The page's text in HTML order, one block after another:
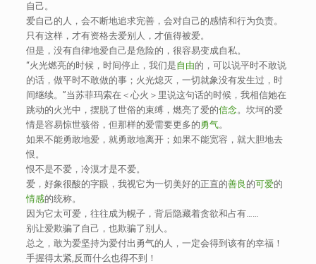
自己。
爱自己的人，会不断地追求完善，会对自己的感情和行为负责。
只有这样，才有资格去爱别人，才值得被爱。
但是，没有自律地爱自己是危险的，很容易变成自私。
“火光燃亮的时候，时间停止，我们是自由的，可以说平时不敢说
的话，做平时不敢做的事；火光熄灭，一切就象没有发生过，时
间继续。”当苏菲玛索在＜心火＞里说这句话的时候，我相信她在
跳动的火光中，摆脱了世俗的束缚，燃亮了爱的信念。坎坷的爱
情是容易惊世骇俗，但那样的爱需要更多的勇气。
如果不能勇敢地爱，就勇敢地离开；如果不能宽容，就大胆地去
恨。
恨不是不爱，冷漠才是不爱。
爱，好象很酸的字眼，我视它为一切美好的正直的善良 的可爱的
情感的统称。
因为它太可爱，往往成为幌子，背后隐藏着贪欲和占有……
别让爱欺骗了自己，也欺骗了别人。
总之，敢为爱坚持为爱付出勇气的人，一定会得到该有的幸福！
手握得太紧,反而什么也得不到！